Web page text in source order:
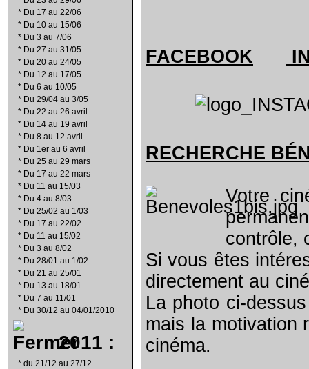
* Du 17 au 22/06
* Du 10 au 15/06
* Du 3 au 7/06
* Du 27 au 31/05
* Du 20 au 24/05
* Du 12 au 17/05
* Du 6 au 10/05
* Du 29/04 au 3/05
* Du 22 au 26 avril
* Du 14 au 19 avril
* Du 8 au 12 avril
* Du 1er au 6 avril
* Du 25 au 29 mars
* Du 17 au 22 mars
* Du 11 au 15/03
* Du 4 au 8/03
* Du 25/02 au 1/03
* Du 17 au 22/02
* Du 11 au 15/02
* Du 3 au 8/02
* Du 28/01 au 1/02
* Du 21 au 25/01
* Du 13 au 18/01
* Du 7 au 11/01
* Du 30/12 au 04/01/2010
2011 :
* du 21/12 au 27/12
FACEBOOK
RECHERCHE BÉ
Votre
contrôle,
Si vous êtes
directement au
La photo ci-
mais la motivation
cinéma.